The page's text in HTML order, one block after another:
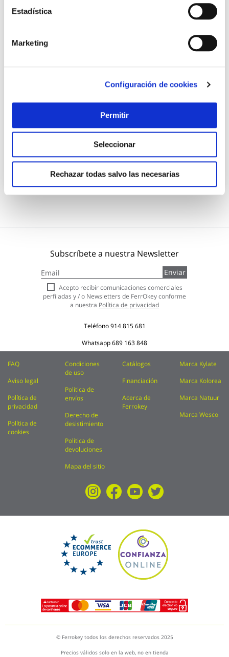
Estadística
Marketing
Configuración de cookies
Permitir
Seleccionar
Rechazar todas salvo las necesarias
Espatula inox nilon signature bra
Bra
9,95 €
Subscríbete a nuestra Newsletter
a
nuestro
boletín
de
Enviar
Acepto recibir comunicaciones comerciales
perfiladas y / o Newsletters de FerrOkey conforme
a nuestra Política de privacidad
Teléfono914 815 681
Whatsapp689 163 848
FAQ
Aviso legal
Política de
privacidad
Política de
cookies
Condiciones
de uso
Política de
envíos
Derecho de
desistimiento
Política de
devoluciones
Mapa del sitio
Catálogos
Financiación
Acerca de
Ferrokey
Marca Kylate
Marca Kolorea
Marca Natuur
Marca Wesco
© Ferrokey todos los derechos reservados 2025
Precios válidos solo en la web, no en tienda